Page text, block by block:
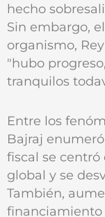
hecho
Sin embargo,
organismo,
"hubo
tranquilos
Entre los
Bajraj
fiscal se
global y se
También,
financiamiento